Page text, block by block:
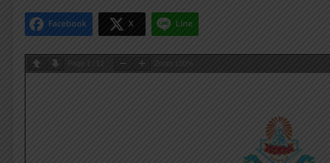
Facebook X Line
Page 1 / 12 Zoom 100%